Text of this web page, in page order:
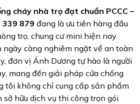
cháy nhà trọ đạt chuẩn PCCC –
879 đang là ưu tiên hàng đầu
trọ, chung cư mini hiện nay.
ngày càng nghiêm ngặt về an toàn
đơn vị Ánh Dương tự hào là người
mang đến giải pháp cửa chống
tôi không chỉ cung cấp sản phẩm
hữu dịch vụ thi công trọn gói